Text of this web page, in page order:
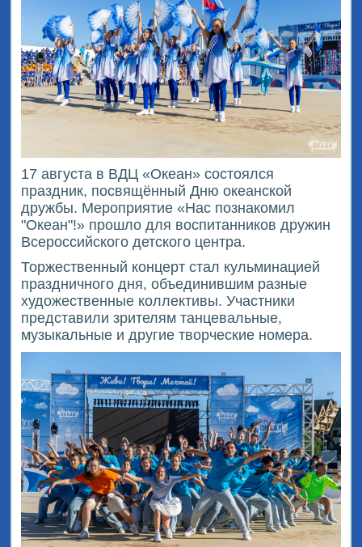
17 августа в ВДЦ «Океан» состоялся
праздник, посвящённый Дню океанской
дружбы. Мероприятие «Нас познакомил
"Океан"!» прошло для воспитанников дружин
Всероссийского детского центра.
Торжественный концерт стал кульминацией
праздничного дня, объединившим разные
художественные коллективы. Участники
представили зрителям танцевальные,
музыкальные и другие творческие номера.